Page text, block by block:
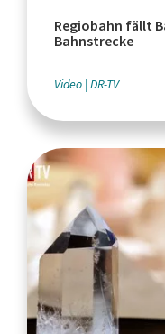
Regiobahn fällt
Bahnstrecke
Video DR-TV